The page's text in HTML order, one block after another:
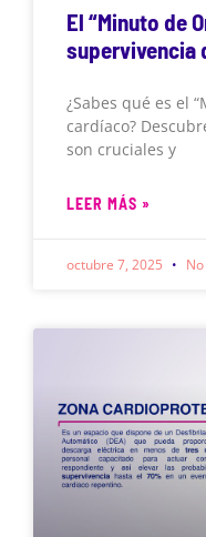
El “Minuto de
supervivencia
¿Sabes qué es el
cardíaco?
son cruciales y
LEER MÁS »
octubre 7, 2025